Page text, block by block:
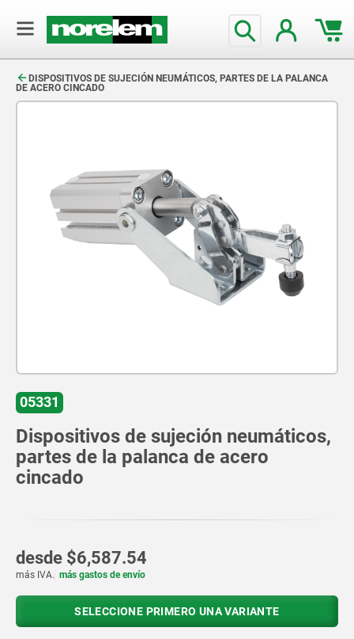
DISPOSITIVOS DE SUJECIÓN NEUMÁTICOS, PARTES DE LA PALANCA
DE ACERO CINCADO
05331
Dispositivos de sujeción neumáticos,
partes de la palanca de acero
cincado
desde $6,587.54
más IVA. más gastos de envío
SELECCIONE PRIMERO UNA VARIANTE